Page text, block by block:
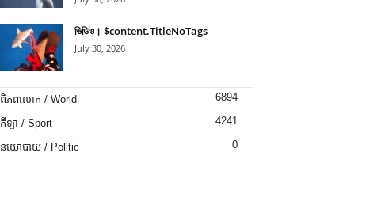
ভিডিও। $content.TitleNoTags
July 30, 2026
ពិភពលោក / World 6894
កីឡា / Sport 4241
នយោបាយ / Politic 0